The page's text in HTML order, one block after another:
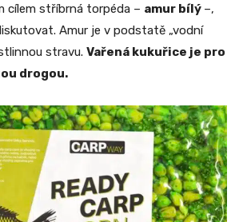
cílem stříbrná torpéda – amur bílý –,
Amur je v podstatě „vodní
stravu. Vařená kukuřice je pro
drogou.